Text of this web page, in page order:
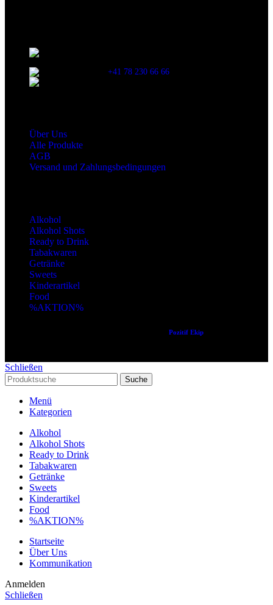
+41 78 230 66 66
Über Uns
Alle Produkte
AGB
Versand und Zahlungsbedingungen
Alkohol
Alkohol Shots
Ready to Drink
Tabakwaren
Getränke
Sweets
Kinderartikel
Food
%AKTION%
Pozitif Ekip
Schließen
Suche
Menü
Kategorien
Alkohol
Alkohol Shots
Ready to Drink
Tabakwaren
Getränke
Sweets
Kinderartikel
Food
%AKTION%
Startseite
Über Uns
Kommunikation
Anmelden
Schließen